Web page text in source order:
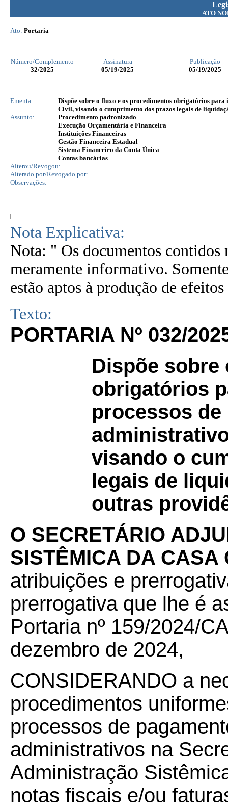
ATO
Ato: Portaria
Número/Complemento Assinatura
Publicação
32/2025 05/19/2025 05/19/2025
Ementa:
Dispõe sobre o fluxo e os procedimentos obrigatórios
Civil, visando o cumprimento dos prazos legais de
Assunto:
Procedimento padronizado
Execução Orçamentária e Financeira
Instituições Financeiras
Gestão Financeira Estadual
Sistema Financeiro da Conta Única
Contas bancárias
Alterou/Revogou:
Alterado por/Revogado por:
Observações:
Nota Explicativa:
Nota: " Os documentos contidos
meramente informativo.
estão aptos à produção de
Texto:
PORTARIA Nº 032/
Dispõe sobre
obrigatórios
processos
visando o
legais de
outras
O SECRETÁRIO
SISTÊMICA DA CASA
atribuições e
prerrogativa que lhe é
Portaria nº 159/2024/
dezembro de 2024,
CONSIDERANDO a
procedimentos
processos de
administrativos na
Administração
notas fiscais e/ou